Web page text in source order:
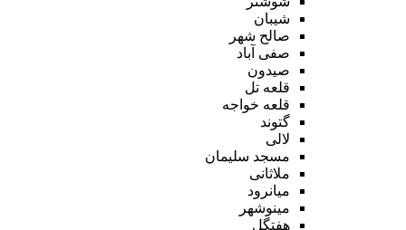
شیبان
صالح شهر
صفی آباد
صیدون
قلعه تل
قلعه خواجه
گتوند
لالی
مسجد سلیمان
ملاثانی
میانرود
مینوشهر
هفتگل